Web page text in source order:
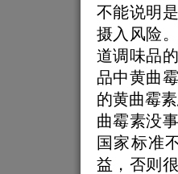
不能说明
摄入风险
道调味品
品中黄曲
的黄曲霉
曲霉素没
国家标准
益，否则